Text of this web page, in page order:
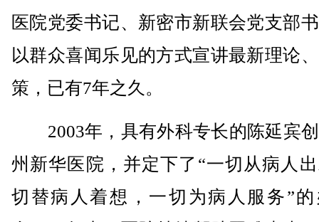
医院党委书记、新密市新联会党支部
以群众喜闻乐见的方式宣讲最新理论
策，已有7年之久。
2003年，具有外科专长的陈延宾
州新华医院，并定下了“一切从病人
切替病人着想，一切为病人服务”